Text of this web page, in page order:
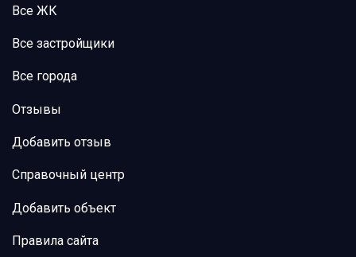
Все ЖК
Все застройщики
Все города
Отзывы
Добавить отзыв
Справочный центр
Добавить объект
Правила сайта